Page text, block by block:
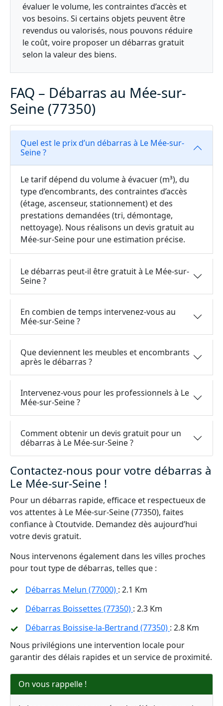
évaluer le volume, les contraintes d’accès et
vos besoins. Si certains objets peuvent être
revendus ou valorisés, nous pouvons réduire
le coût, voire proposer un débarras gratuit
selon la valeur des biens.
FAQ – Débarras au Mée-sur-
Seine (77350)
Quel est le prix d’un débarras à Le Mée-sur-
Seine ?
Le tarif dépend du volume à évacuer (m³), du
type d’encombrants, des contraintes d’accès
(étage, ascenseur, stationnement) et des
prestations demandées (tri, démontage,
nettoyage). Nous réalisons un devis gratuit au
Mée-sur-Seine pour une estimation précise.
Le débarras peut-il être gratuit à Le Mée-sur-
Seine ?
En combien de temps intervenez-vous au
Mée-sur-Seine ?
Que deviennent les meubles et encombrants
après le débarras ?
Intervenez-vous pour les professionnels à Le
Mée-sur-Seine ?
Comment obtenir un devis gratuit pour un
débarras à Le Mée-sur-Seine ?
Contactez-nous pour votre débarras à
Le Mée-sur-Seine !
Pour un débarras rapide, efficace et respectueux de
vos attentes à Le Mée-sur-Seine (77350), faites
confiance à Ctoutvide. Demandez dès aujourd’hui
votre devis gratuit.
Nous intervenons également dans les villes proches
pour tout type de débarras, telles que :
Débarras Melun (77000) : 2.1 Km
Débarras Boissettes (77350) : 2.3 Km
Débarras Boissise-la-Bertrand (77350) : 2.8 Km
Nous privilégions une intervention locale pour
garantir des délais rapides et un service de proximité.
On vous rappelle !